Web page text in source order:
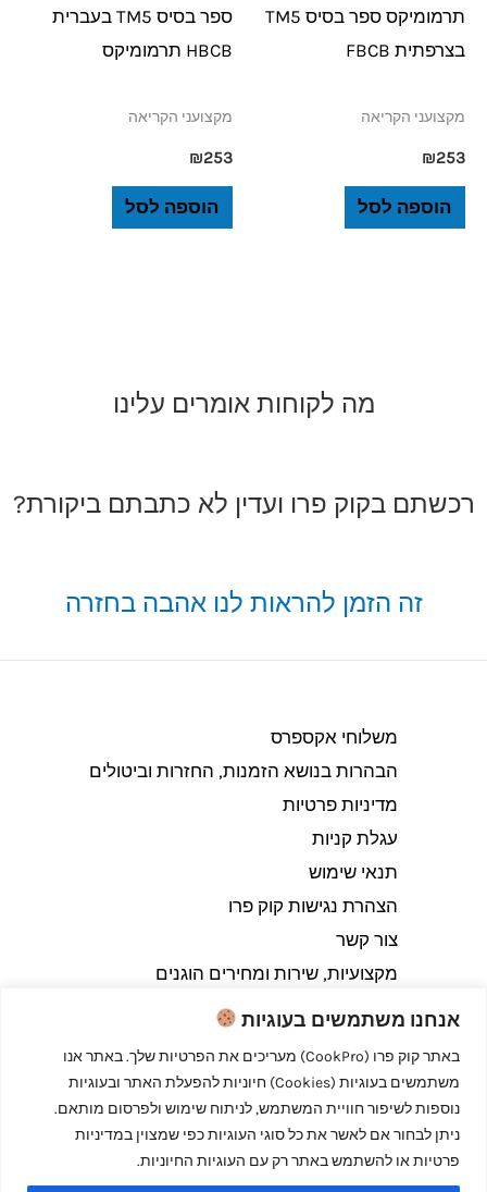
אנחנו משתמשים בעוגיות
באתר קוק פרו (CookPro) מעריכים את הפרטיות שלך. באתר אנו
משתמשים בעוגיות (Cookies) חיוניות להפעלת האתר ובעוגיות
נוספות לשיפור חוויית המשתמש, לניתוח שימוש ולפרסום מותאם.
ניתן לבחור אם לאשר את כל סוגי העוגיות כפי שמצוין במדיניות
פרטיות או להשתמש באתר רק עם העוגיות החיוניות.
תרמומיקס ספר בסיס TM5
בצרפתית FBCB
מקצועני הקריאה
₪253
הוספה לסל
ספר בסיס TM5 בעברית
HBCB תרמומיקס
מקצועני הקריאה
₪253
הוספה לסל
מה לקוחות אומרים עלינו
רכשתם בקוק פרו ועדין לא כתבתם ביקורת?
זה הזמן להראות לנו אהבה בחזרה
משלוחי אקספרס
הבהרות בנושא הזמנות, החזרות וביטולים​
מדיניות פרטיות
עגלת קניות
תנאי שימוש
הצהרת נגישות קוק פרו
צור קשר
מקצועיות, שירות ומחירים הוגנים
Copyright © 2026 קוק פרו - לבשל כמו מקצוענים